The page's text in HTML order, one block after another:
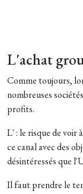
L'achat
Comme toujours,
nombreuses
profits.
L' : le risque de voir
ce canal avec des
désintéressés que
Il faut prendre le